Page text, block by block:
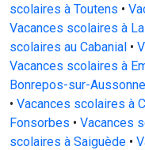
scolaires à Toutens •
Vacances scolaires à
scolaires au Cabanial •
Vacances scolaires à
Bonrepos-sur-
• Vacances scolaires à
Fonsorbes • Vacances
scolaires à Saiguède •